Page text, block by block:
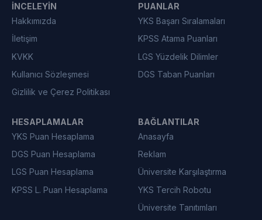
İNCELEYIN
Hakkımızda
İletişim
KVKK
Kullanıcı Sözleşmesi
Gizlilik ve Çerez Politikası
PUANLAR
YKS Başarı Sıralamaları
KPSS Atama Puanları
LGS Yüzdelik Dilimler
DGS Taban Puanları
HESAPLAMALAR
YKS Puan Hesaplama
DGS Puan Hesaplama
LGS Puan Hesaplama
KPSS L. Puan Hesaplama
BAĞLANTILAR
Anasayfa
Reklam
Üniversite Karşılaştırma
YKS Tercih Robotu
Üniversite Tanıtımları